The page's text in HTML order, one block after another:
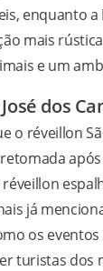
enquanto a
mais
e um
dos
o réveillon
já
os
turistas dos